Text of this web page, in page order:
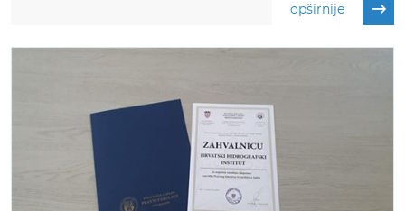
opširnije